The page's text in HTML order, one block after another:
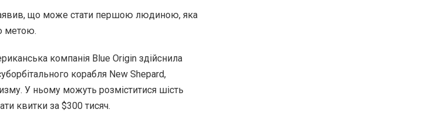
що може стати першою людиною, яка
метою.
компанія Blue Origin здійснила
корабля New Shepard,
У ньому можуть розміститися шість
квитки за $300 тисяч.